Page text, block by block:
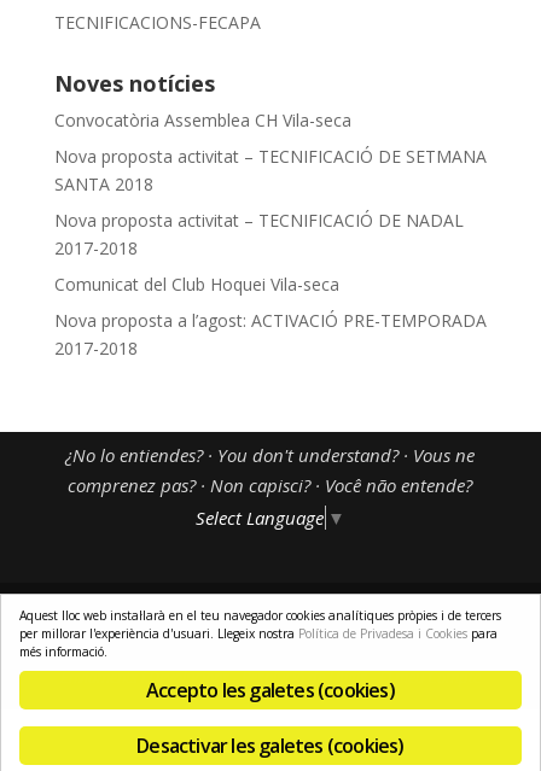
TECNIFICACIONS-FECAPA
Noves notícies
Convocatòria Assemblea CH Vila-seca
Nova proposta activitat – TECNIFICACIÓ DE SETMANA
SANTA 2018
Nova proposta activitat – TECNIFICACIÓ DE NADAL
2017-2018
Comunicat del Club Hoquei Vila-seca
Nova proposta a l’agost: ACTIVACIÓ PRE-TEMPORADA
2017-2018
¿No lo entiendes? · You don't understand? · Vous ne
comprenez pas? · Non capisci? · Você não entende?
Select Language ▼
Avís Legal Política de Privadesa i Cookies
-
Enviaments i Devolucions-Resolució de Litigis-El meu Compte
Aquest lloc web instal·larà en el teu navegador cookies analítiques pròpies i de tercers
per millorar l'experiència d'usuari. Llegeix nostra Política de Privadesa i Cookies para
més informació.
Accepto les galetes (cookies)
Desactivar les galetes (cookies)